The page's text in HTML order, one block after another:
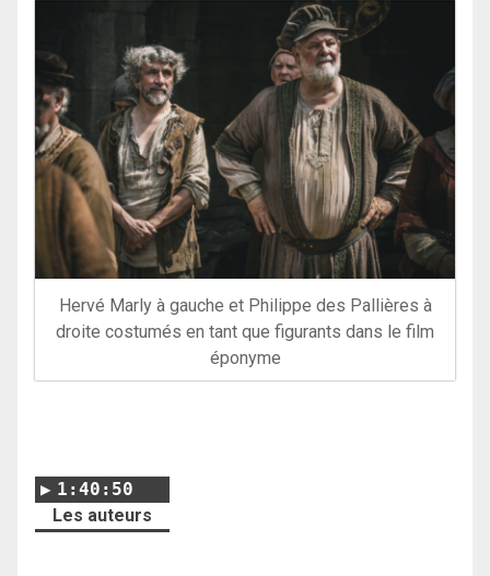
Hervé Marly à gauche et Philippe des Pallières à
droite costumés en tant que figurants dans le film
éponyme
1:40:50
Les auteurs